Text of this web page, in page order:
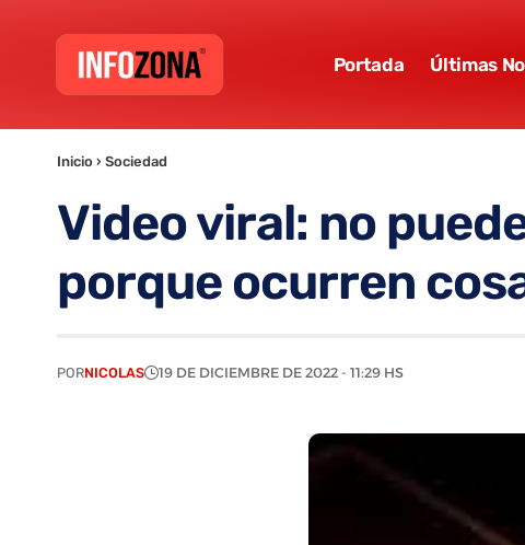
Portada Últimas
Inicio › Sociedad
Video viral: no
porque ocurren
PORNICOLAS 19 DE DICIEMBRE DE 2022 - 11:29 HS